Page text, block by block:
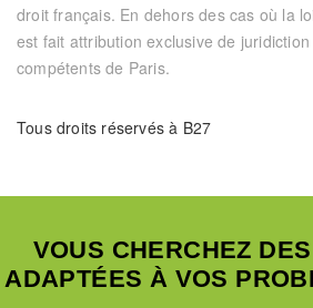
droit français. En dehors des cas où la
est fait attribution exclusive de
compétents de Paris.
Tous droits réservés à B27
VOUS CHERCHEZ
ADAPTÉES À VOS